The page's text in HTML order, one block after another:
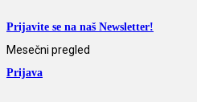
Prijavite se na naš Newsletter!
Mesečni pregled
Prijava